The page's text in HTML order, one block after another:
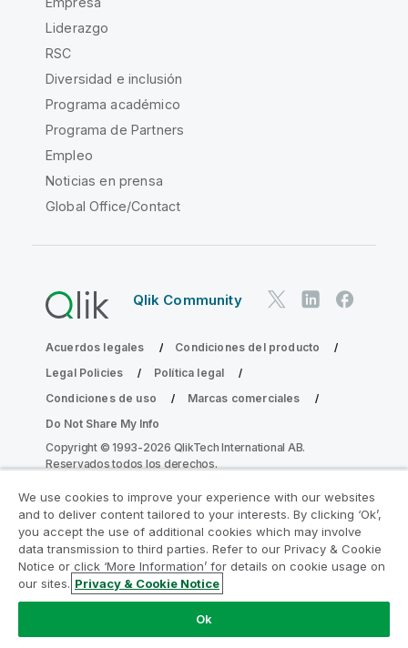
Liderazgo
RSC
Diversidad e inclusión
Programa académico
Programa de Partners
Empleo
Noticias en prensa
Global Office/Contact
Qlik Community
Acuerdos legales
Condiciones del producto
Legal Policies
Política legal
Condiciones de uso
Marcas comerciales
Do Not Share My Info
Copyright © 1993-2026 QlikTech International AB.
Reservados todos los derechos.
Únase al Programa de modernización de
la analítica
Modernícese sin comprometer sus valiosas aplicaciones
de QlikView con el Programa de modernización de la
analítica.
We use cookies to improve your experience with our websites
and to deliver content tailored to your interests. By clicking ‘Ok’,
you accept the use of additional cookies which may involve
data transmission to third parties. Refer to our Privacy & Cookie
Notice or click ‘More Information’ for details on cookie usage on
our sites. Privacy & Cookie Notice
Ok